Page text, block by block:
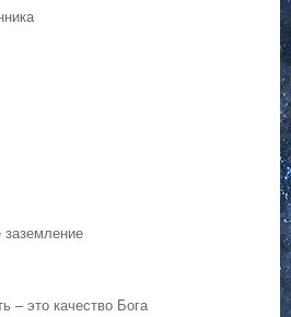
– это качество Бога